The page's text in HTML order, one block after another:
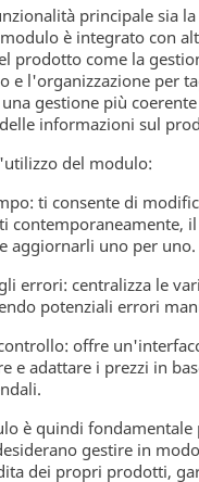
principale sia
è integrato con
prodotto come la
e l'organizzazione per
gestione più
informazioni sul
del modulo:
ti consente di
contemporaneamente,
aggiornarli uno per uno.
errori: centralizza le
potenziali errori
offre
e adattare i prezzi in
è quindi fondamentale
gestire in
dei propri prodotti,